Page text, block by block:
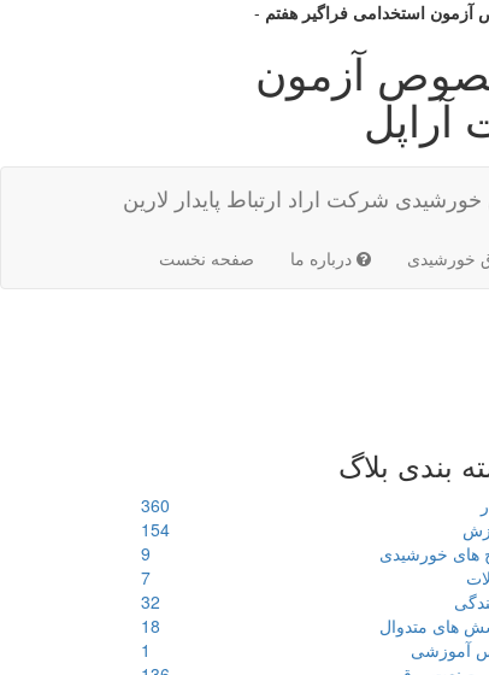
استخدامی فراگیر هفتم -
آزمون
صفحه نخست درباره ما خورشیدی
بندی بلاگ
360
154
های خورشیدی
9
7
32
های متدوال
18
آموزشی
1